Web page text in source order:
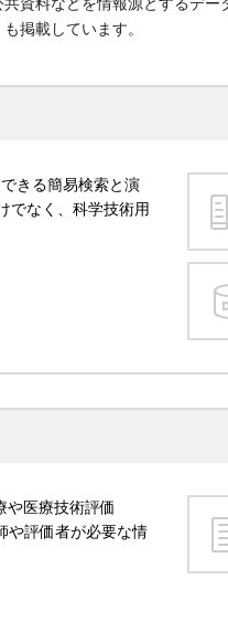
掲載しています。
きる簡易検索と演
でなく、科学技術用
や医療技術評価
や評価者が必要な情